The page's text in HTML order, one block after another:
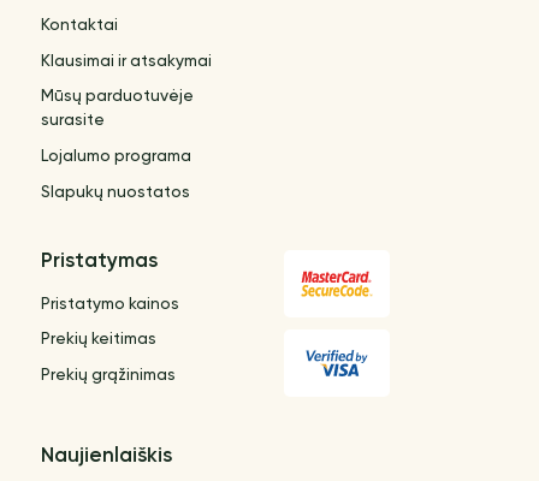
Kontaktai
Klausimai ir atsakymai
Mūsų parduotuvėje
surasite
Lojalumo programa
Slapukų nuostatos
Pristatymas
Pristatymo kainos
Prekių keitimas
Prekių grąžinimas
Naujienlaiškis